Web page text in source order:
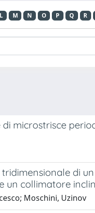
L M N O P Q R
microstrisce
di
un collimatore
Moschini, Uzinov